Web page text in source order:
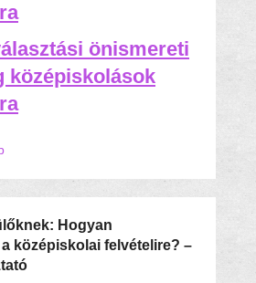
önismereti
középiskolások
Hogyan
középiskolai felvételire? –